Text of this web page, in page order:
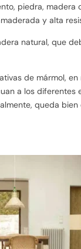
piedra, madera
y alta
natural, que
de mármol,
a los
queda